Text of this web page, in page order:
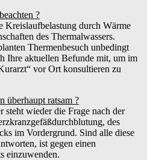
?
Kreislaufbelastung durch Wärme
des Thermalwassers.
Thermenbesuch unbedingt
Ihre aktuellen Befunde mit, um im
vor Ort konsultieren zu
überhaupt ratsam ?
steht wieder die Frage nach der
des
im Vordergrund. Sind alle diese
ist gegen einen
einzuwenden.